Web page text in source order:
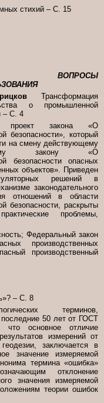
стихий – С. 15
ВОПРОСЫ
Трансформация
о промышленной
– С. 4
проект закона «О
безопасности», который
на смену действующему
закону «О
безопасности опасных
объектов». Приведен
решений в
законодательного
отношений в области
безопасности, раскрыты
проблемы,
Федеральный закон
производственных
производственный
– С. 8
терминов,
последние 50 лет от ГОСТ
основное отличие
измерений от
заключается в
значение измеряемой
термина «ошибка»
отклонение
значения измеряемой
теории ошибок